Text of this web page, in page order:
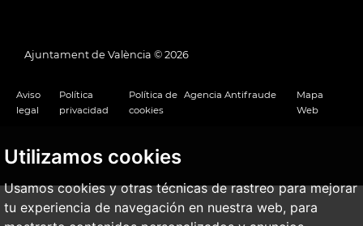
Utilizamos cookies
Usamos cookies y otras técnicas de rastreo para mejorar
tu experiencia de navegación en nuestra web, para
Ajuntament de València © 2026
Aviso
legal
Política
privacidad
Política de
cookies
Agencia Antifraude
Mapa
Web